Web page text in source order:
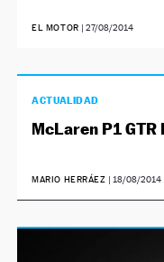
EL MOTOR | 27/08/2014
ACTUALIDAD
McLaren P1
MARIO HERRÁEZ | 18/08/2014